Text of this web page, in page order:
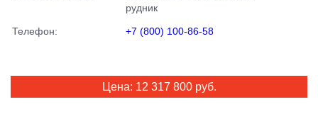
рудник
Телефон: +7 (800) 100-86-58
Цена: 12 317 800 руб.